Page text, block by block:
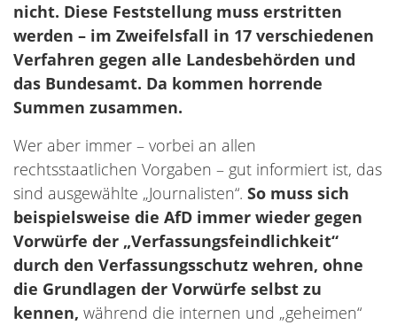
nicht. Diese Feststellung muss erstritten
werden – im Zweifelsfall in 17 verschiedenen
Verfahren gegen alle Landesbehörden und
das Bundesamt. Da kommen horrende
Summen zusammen.
Wer aber immer – vorbei an allen
rechtsstaatlichen Vorgaben – gut informiert ist, das
sind ausgewählte „Journalisten“. So muss sich
beispielsweise die AfD immer wieder gegen
Vorwürfe der „Verfassungsfeindlichkeit“
durch den Verfassungsschutz wehren, ohne
die Grundlagen der Vorwürfe selbst zu
kennen, während die internen und „geheimen“